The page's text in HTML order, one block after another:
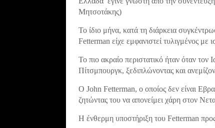
Μητσοτάκης)
Το ίδιο μήνα, κατά τη διάρκεια
Fetterman είχε εμφανιστεί τυλιγμένος με
Το πιο ακραίο περιστατικό ήταν όταν τον
Πίτσμπουργκ, ξεδιπλώνοντας και
Ο John Fetterman, ο οποίος δεν είναι
ζητώντας του να απονείμει χάρη στον
Η ένθερμη υποστήριξη του Fetterman